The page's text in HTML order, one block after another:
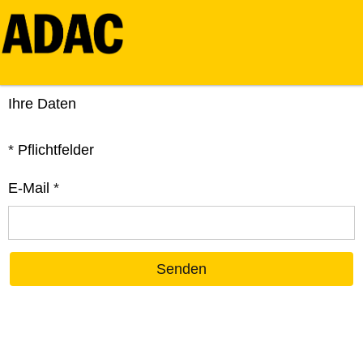
Ihre Daten
* Pflichtfelder
E-Mail *
Senden